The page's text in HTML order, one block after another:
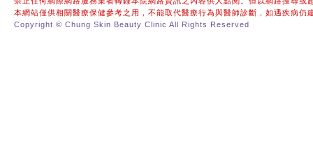
本網站僅供相關醫療保健參考之用，不能取代醫療行為與醫師診斷，如遇疾病仍
Copyright © Chung Skin Beauty Clinic All Rights Reserved